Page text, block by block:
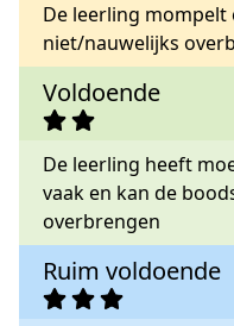
De leerling mompelt
niet/nauwelijks
Voldoende
De leerling heeft
vaak en kan de
overbrengen
Ruim voldoende